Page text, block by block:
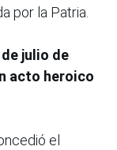
por la Patria.
julio de
acto heroico
el